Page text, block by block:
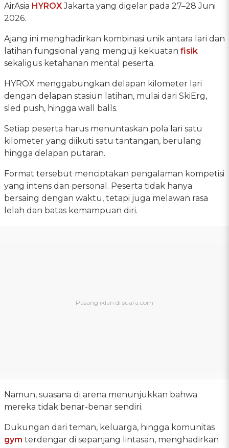
AirAsia HYROXJakarta yang digelar pada 27–28 Juni
2026.
Ajang ini menghadirkan kombinasi unik antara lari dan
latihan fungsional yang menguji kekuatan fisik
sekaligus ketahanan mental peserta.
HYROX menggabungkan delapan kilometer lari
dengan delapan stasiun latihan, mulai dari SkiErg,
sled push, hingga wall balls.
Setiap peserta harus menuntaskan pola lari satu
kilometer yang diikuti satu tantangan, berulang
hingga delapan putaran.
Format tersebut menciptakan pengalaman kompetisi
yang intens dan personal. Peserta tidak hanya
bersaing dengan waktu, tetapi juga melawan rasa
lelah dan batas kemampuan diri.
Namun, suasana di arena menunjukkan bahwa
mereka tidak benar-benar sendiri.
Dukungan dari teman, keluarga, hingga komunitas
gym terdengar di sepanjang lintasan, menghadirkan